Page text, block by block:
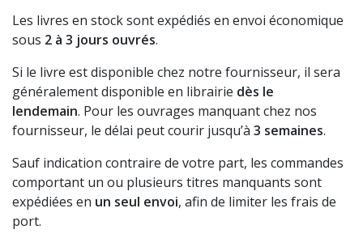
Les livres en stock sont expédiés en envoi économique
sous 2 à 3 jours ouvrés.
Si le livre est disponible chez notre fournisseur, il sera
généralement disponible en librairie dès le
lendemain. Pour les ouvrages manquant chez nos
fournisseur, le délai peut courir jusqu’à 3 semaines.
Sauf indication contraire de votre part, les commandes
comportant un ou plusieurs titres manquants sont
expédiées en un seul envoi, afin de limiter les frais de
port.